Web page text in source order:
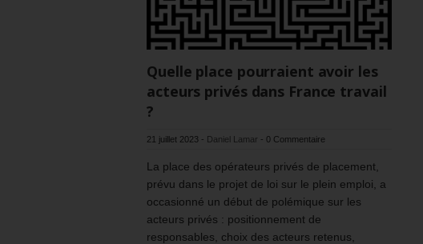
Quelle place pourraient avoir les
acteurs privés dans France travail
?
21 juillet 2023 - Daniel Lamar - 0 Commentaire
La place des opérateurs privés de placement,
prévu dans le projet de loi sur le plein emploi, a
occasionné un début de polémique sur les
acteurs privés : positionnement de
responsables, choix des acteurs retenus,